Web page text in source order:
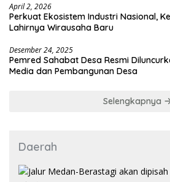
April 2, 2026
Perkuat Ekosistem Industri Nasional,
Lahirnya Wirausaha Baru
Desember 24, 2025
Pemred Sahabat Desa Resmi
Media dan Pembangunan Desa
Selengkapnya
Daerah